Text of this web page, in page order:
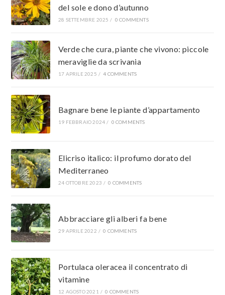
del sole e dono d’autunno
28 SETTEMBRE 2025 / 0 COMMENTS
Verde che cura, piante che vivono: piccole
meraviglie da scrivania
17 APRILE 2025 / 4 COMMENTS
Bagnare bene le piante d’appartamento
19 FEBBRAIO 2024 / 0 COMMENTS
Elicriso italico: il profumo dorato del
Mediterraneo
24 OTTOBRE 2023 / 0 COMMENTS
Abbracciare gli alberi fa bene
29 APRILE 2022 / 0 COMMENTS
Portulaca oleracea il concentrato di
vitamine
12 AGOSTO 2021 / 0 COMMENTS